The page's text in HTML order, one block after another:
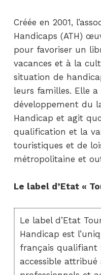
Créée en 2001,
Handicaps (ATH)
pour favoriser un
vacances et à la
situation de
leurs familles. Elle
développement du
Handicap et agit
qualification et la
touristiques et de
métropolitaine et
Le label d’Etat «
Le label d’Etat
Handicap est
français qualifiant
accessible attribué